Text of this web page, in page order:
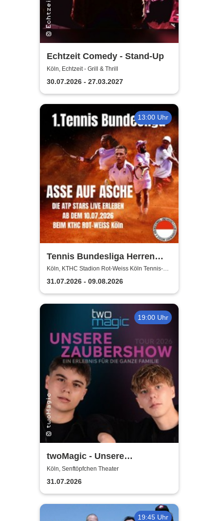
Echtzeit Comedy - Stand-Up
Köln, Echtzeit - Grill & Thrill
30.07.2026 - 27.03.2027
13:00 Uhr
Tennis Bundesliga Herren
2026 – Heimspiele beim KTHC
Stadion Rot-Weiss
Köln, KTHC Stadion Rot-Weiss Köln Tennis-
und Hockeyclub
31.07.2026 - 09.08.2026
19:00 Uhr
twoMagic - Unsere
Zaubershow - Tour 2026
Köln, Senftöpfchen Theater
31.07.2026
19:45 Uhr